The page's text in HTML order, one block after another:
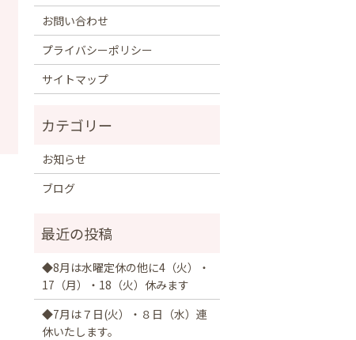
お問い合わせ
プライバシーポリシー
サイトマップ
お知らせ
ブログ
◆8月は水曜定休の他に4（火）・
17（月）・18（火）休みます
◆7月は７日(火）・８日（水）連
休いたします。